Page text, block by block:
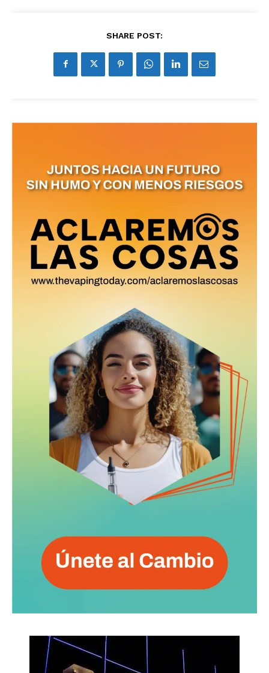
No te pierdas de las
últimas noticias
Suscríbete a nuestro boletín diario y
recibe todas las noticias del vapeo y la
reducción de daños en tu correo
electrónico.
Subscribe to our daily clipping and
receive all the news of vaping and
tobacco harm reduction in your email.
SUBSCRIBIRSE
SHARE POST: